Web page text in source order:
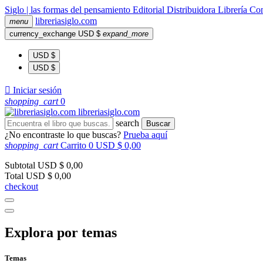
Siglo | las formas del pensamiento Editorial Distribuidora Librería
menu libreriasiglo.com
currency_exchange USD $ expand_more
USD $
USD $
 Iniciar sesión
shopping_cart 0
libreriasiglo.com
search
Buscar
¿No encontraste lo que buscas? Prueba aquí
shopping_cart Carrito 0 USD $ 0,00
Subtotal USD $ 0,00
Total USD $ 0,00
checkout
Explora por temas
Temas